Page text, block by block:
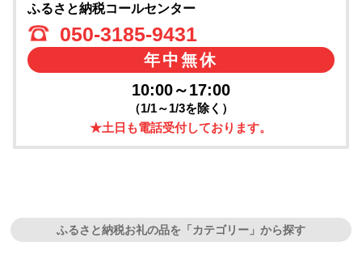
ふるさと納税コールセンター
050-3185-9431
年中無休
10:00～17:00
（1/1～1/3を除く）
★土日も電話受付しております。
ふるさと納税お礼の品を「カテゴリー」から探す